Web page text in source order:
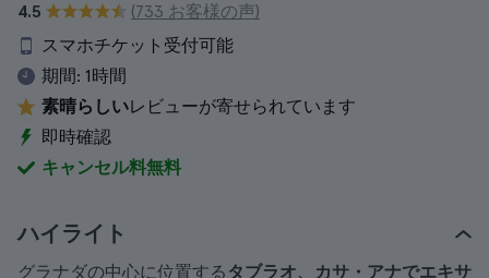
4.5
(733 お客様の声)
スマホチケット受付可能
期間: 1時間
素晴らしいレビューが寄せられています
即時確認
キャンセル料無料
ハイライト
グラナダの中心に位置する タブラオ、カサ・アナでエキサ